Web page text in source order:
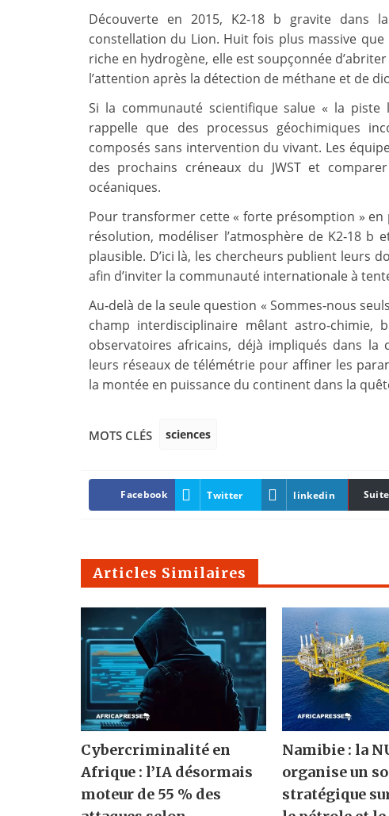
Découverte en 2015, K2‑18 b gravite dans
constellation du Lion. Huit fois plus massive
riche en hydrogène, elle est soupçonnée
l’attention après la détection de méthane et de
Si la communauté scientifique salue « la
rappelle que des processus géochimiques
composés sans intervention du vivant. Les
des prochains créneaux du JWST et
océaniques.
Pour transformer cette « forte présomption »
résolution, modéliser l’atmosphère de K2‑18
plausible. D’ici là, les chercheurs publient leurs
afin d’inviter la communauté internationale à
Au‑delà de la seule question « Sommes‑nous
champ interdisciplinaire mêlant astro‑chimie,
observatoires africains, déjà impliqués dans la
leurs réseaux de télémétrie pour affiner les
la montée en puissance du continent dans la
MOTS CLÉS sciences
Facebook Twitter linkedin Suite
Articles Similaires
Cybercriminalité en
Afrique : l’IA désormais
moteur de 55 % des
Namibie : la
organise un
stratégique